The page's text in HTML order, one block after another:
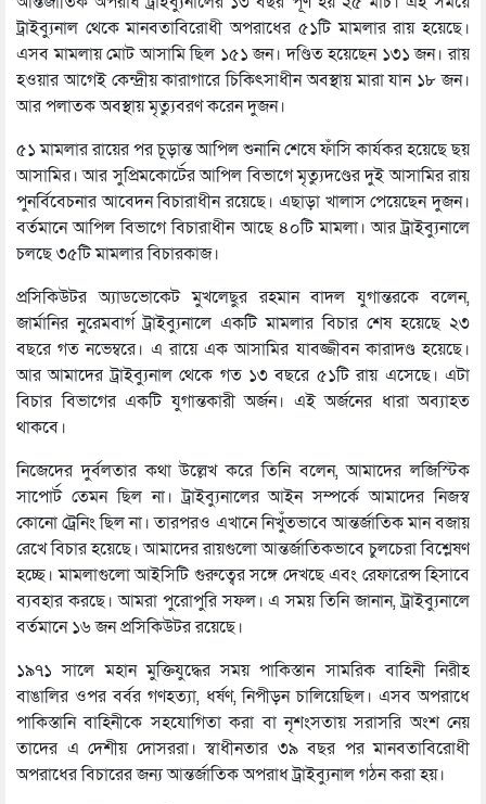
ট্রাইব্যুনাল থেকে মানবতাবিরোধী অপরাধের ৫১টি মামলার রায় হয়েছে।
এসব মামলায় মোট আসামি ছিল ১৫১ জন। দণ্ডিত হয়েছেন ১৩১ জন। রায়
হওয়ার আগেই কেন্দ্রীয় কারাগারে চিকিৎসাধীন অবস্থায় মারা যান ১৮ জন।
আর পলাতক অবস্থায় মৃত্যুবরণ করেন দুজন।
৫১ মামলার রায়ের পর চূড়ান্ত আপিল শুনানি শেষে ফাঁসি কার্যকর হয়েছে ছয়
আসামির। আর সুপ্রিমকোর্টের আপিল বিভাগে মৃত্যুদণ্ডের দুই আসামির রায়
পুনর্বিবেচনার আবেদন বিচারাধীন রয়েছে। এছাড়া খালাস পেয়েছেন দুজন।
বর্তমানে আপিল বিভাগে বিচারাধীন আছে ৪০টি মামলা। আর ট্রাইব্যুনালে
চলছে ৩৫টি মামলার বিচারকাজ।
প্রসিকিউটর অ্যাডভোকেট মুখলেছুর রহমান বাদল যুগান্তরকে বলেন,
জার্মানির নুরেমবার্গ ট্রাইব্যুনালে একটি মামলার বিচার শেষ হয়েছে ২৩
বছরে গত নভেম্বরে। এ রায়ে এক আসামির যাবজ্জীবন কারাদণ্ড হয়েছে।
আর আমাদের ট্রাইব্যুনাল থেকে গত ১৩ বছরে ৫১টি রায় এসেছে। এটা
বিচার বিভাগের একটি যুগান্তকারী অর্জন। এই অর্জনের ধারা অব্যাহত
থাকবে।
নিজেদের দুর্বলতার কথা উল্লেখ করে তিনি বলেন, আমাদের লজিস্টিক
সাপোর্ট তেমন ছিল না। ট্রাইব্যুনালের আইন সম্পর্কে আমাদের নিজস্ব
কোনো ট্রেনিং ছিল না। তারপরও এখানে নিখুঁতভাবে আন্তর্জাতিক মান বজায়
রেখে বিচার হয়েছে। আমাদের রায়গুলো আন্তর্জাতিকভাবে চুলচেরা বিশ্লেষণ
হচ্ছে। মামলাগুলো আইসিটি গুরুত্বের সঙ্গে দেখছে এবং রেফারেন্স হিসাবে
ব্যবহার করছে। আমরা পুরোপুরি সফল। এ সময় তিনি জানান, ট্রাইব্যুনালে
বর্তমানে ১৬ জন প্রসিকিউটর রয়েছে।
১৯৭১ সালে মহান মুক্তিযুদ্ধের সময় পাকিস্তান সামরিক বাহিনী নিরীহ
বাঙালির ওপর বর্বর গণহত্যা, ধর্ষণ, নিপীড়ন চালিয়েছিল। এসব অপরাধে
পাকিস্তানি বাহিনীকে সহযোগিতা করা বা নৃশংসতায় সরাসরি অংশ নেয়
তাদের এ দেশীয় দোসররা। স্বাধীনতার ৩৯ বছর পর মানবতাবিরোধী
অপরাধের বিচারের জন্য আন্তর্জাতিক অপরাধ ট্রাইব্যুনাল গঠন করা হয়।